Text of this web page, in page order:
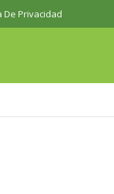
De Privacidad